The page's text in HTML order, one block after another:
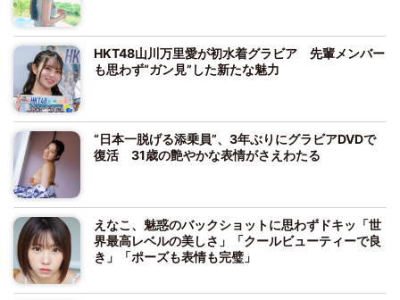
HKT48山川万里愛が初水着グラビア 先輩メンバー
も思わず“ガン見”した新たな魅力
“日本一脱げる添乗員”、3年ぶりにグラビアDVDで
復活 31歳の艶やかな表情がさえわたる
えなこ、魅惑のバックショットに思わずドキッ「世
界最高レベルの美しさ」「クールビューティーで良
き」「ポーズも表情も完璧」